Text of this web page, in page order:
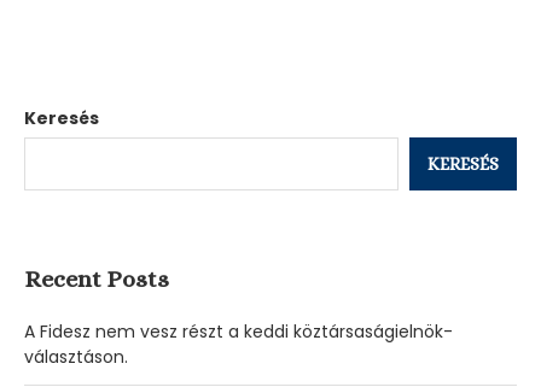
Keresés
KERESÉS
Recent Posts
A Fidesz nem vesz részt a keddi köztársaságielnök-
választáson.